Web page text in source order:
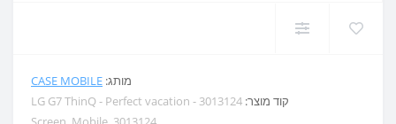
מותג: CASE MOBILE
קוד מוצר: LG G7 ThinQ - Perfect vacation - 3013124